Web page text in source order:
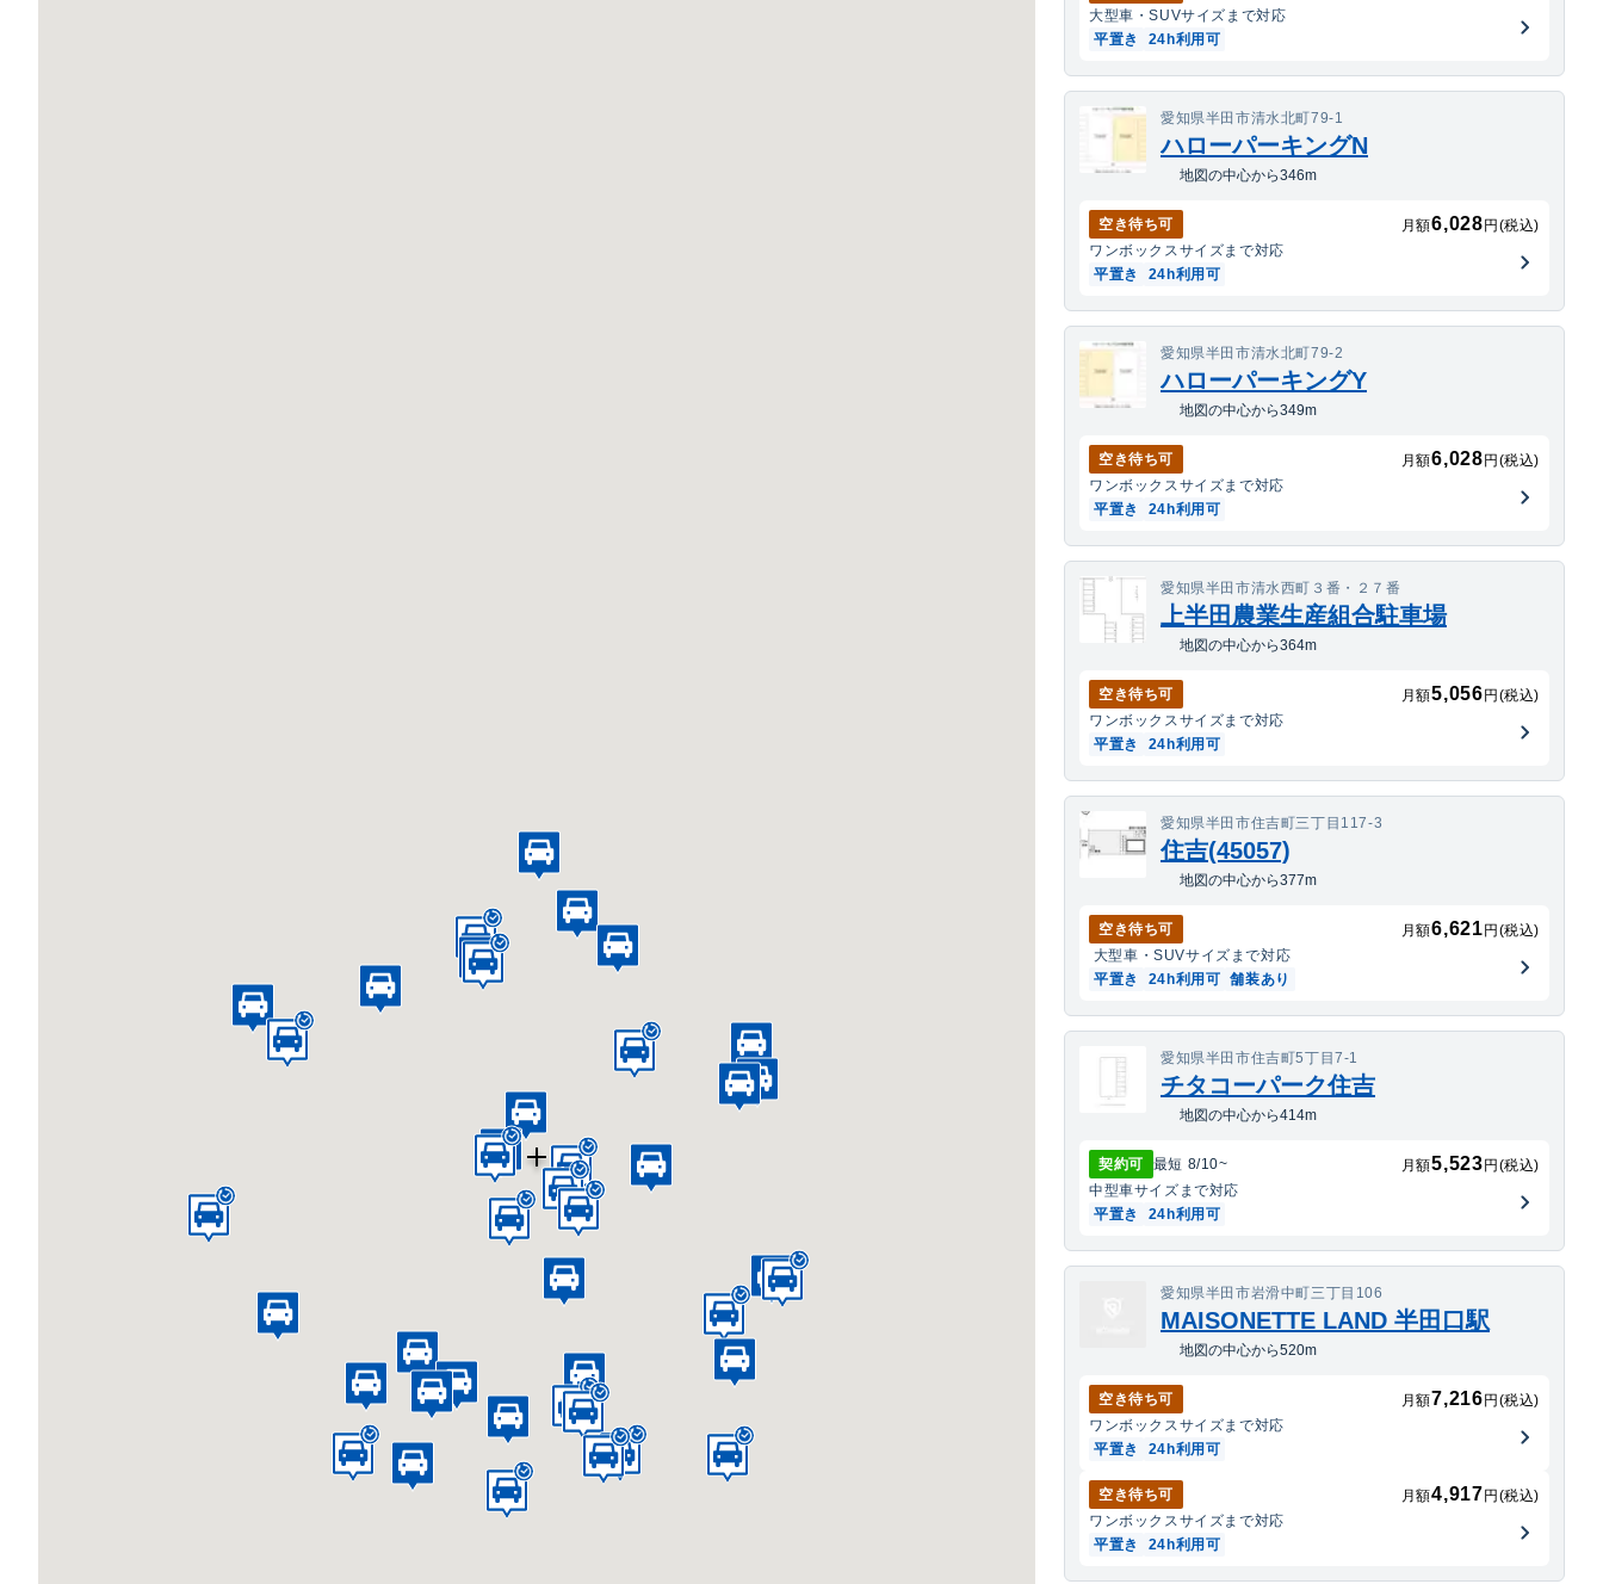
大型車・SUVサイズまで対応
平置き
24h利用可
愛知県半田市清水北町79-1
ハローパーキングN
地図の中心から346m
空き待ち可 月額6,028 円(税込)
ワンボックスサイズまで対応
平置き
24h利用可
愛知県半田市清水北町79-2
ハローパーキングY
地図の中心から349m
空き待ち可 月額6,028 円(税込)
ワンボックスサイズまで対応
平置き
24h利用可
愛知県半田市清水西町３番・２７番
上半田農業生産組合駐車場
地図の中心から364m
空き待ち可 月額5,056 円(税込)
ワンボックスサイズまで対応
平置き
24h利用可
愛知県半田市住吉町三丁目117-3
住吉(45057)
地図の中心から377m
空き待ち可 月額6,621 円(税込)
大型車・SUVサイズまで対応
平置き
24h利用可 舗装あり
愛知県半田市住吉町5丁目7-1
チタコーパーク住吉
地図の中心から414m
契約可 最短 8/10~ 月額5,523 円(税込)
中型車サイズまで対応
平置き
24h利用可
愛知県半田市岩滑中町三丁目106
MAISONETTE LAND 半田口駅
地図の中心から520m
空き待ち可 月額7,216 円(税込)
ワンボックスサイズまで対応
平置き
24h利用可
空き待ち可 月額4,917 円(税込)
ワンボックスサイズまで対応
平置き
24h利用可